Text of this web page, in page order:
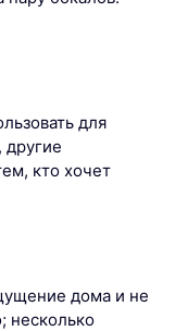
для
кто хочет
дома и не
несколько